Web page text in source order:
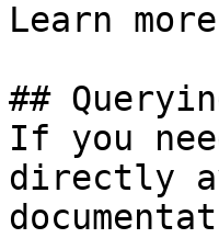
Learn
##
If you
directly